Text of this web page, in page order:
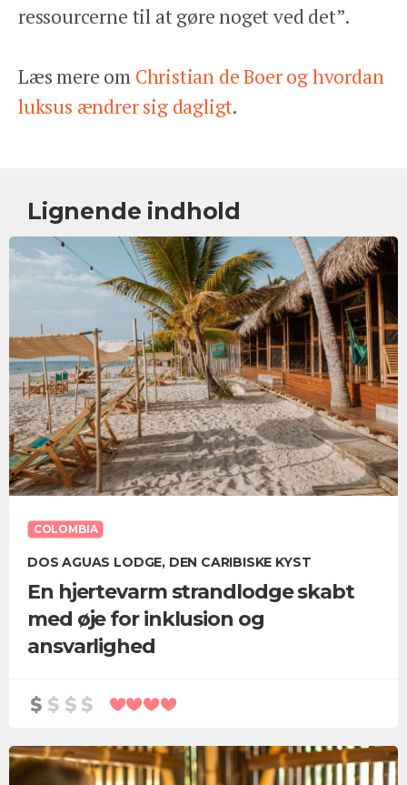
ressourcerne til at gøre noget ved det”.
Læs mere om Christian de Boer og hvordan
luksus ændrer sig dagligt.
Lignende indhold
COLOMBIA
DOS AGUAS LODGE, DEN CARIBISKE KYST
En hjertevarm strandlodge skabt
med øje for inklusion og
ansvarlighed